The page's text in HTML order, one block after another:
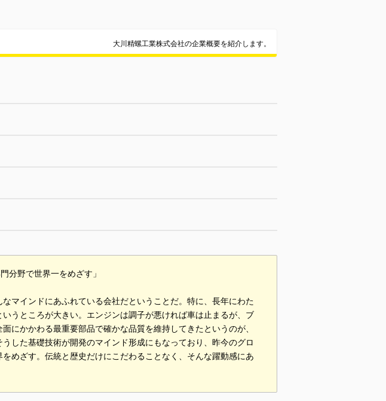
大川精螺工業株式会社の企業概要を紹介します。
分野で世界一をめざす」
マインドにあふれている会社だということだ。特に、長年にわた
うところが大きい。エンジンは調子が悪ければ車は止まるが、ブ
にかかわる最重要部品で確かな品質を維持してきたというのが、
した基礎技術が開発のマインド形成にもなっており、昨今のグロ
めざす。伝統と歴史だけにこだわることなく、そんな躍動感にあ